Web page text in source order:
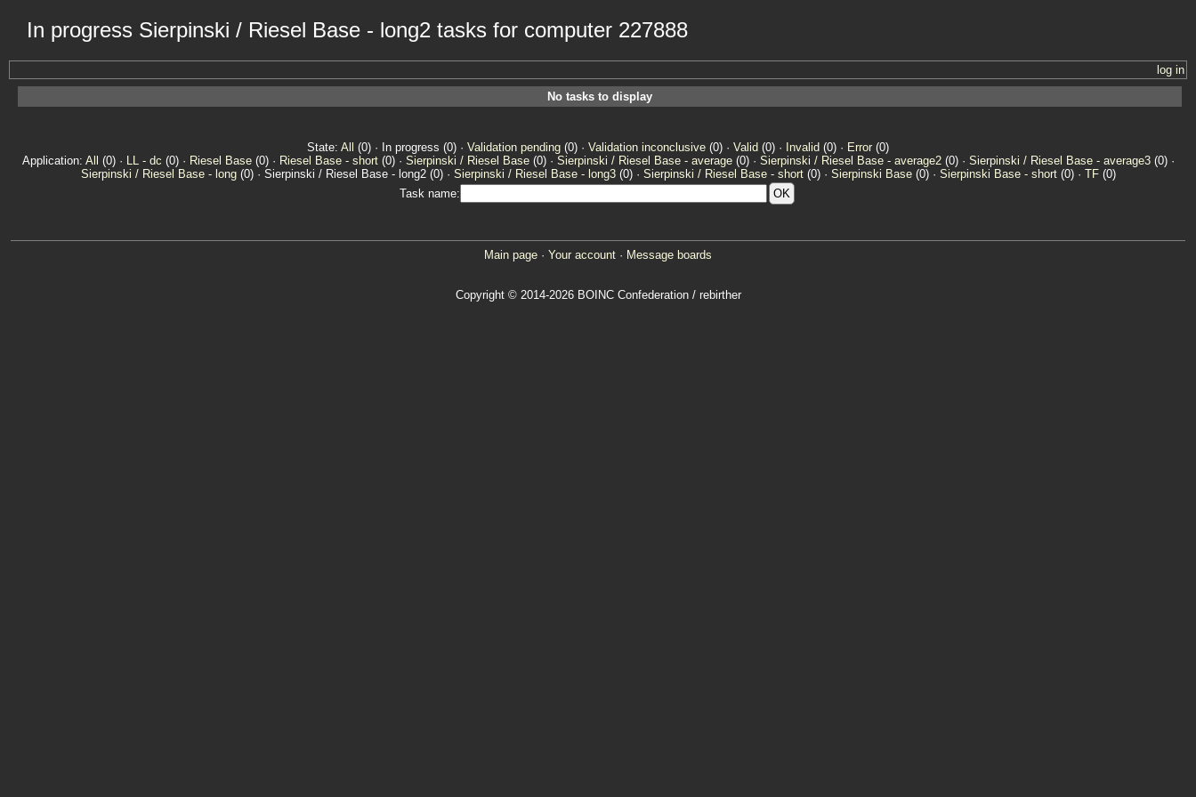
In progress Sierpinski / Riesel Base - long2 tasks for computer 227888
log in
No tasks to display
State: All (0) · In progress (0) · Validation pending (0) · Validation inconclusive (0) · Valid (0) · Invalid (0) · Error (0)
Application: All (0) · LL - dc (0) · Riesel Base(0) · Riesel Base - short(0) · Sierpinski / Riesel Base(0) · Sierpinski / Riesel Base - average(0) · Sierpinski / Riesel Base - average2(0) · Sierpinski / Riesel Base - average3(0) ·
Sierpinski / Riesel Base - long(0) · Sierpinski / Riesel Base - long2 (0) · Sierpinski / Riesel Base - long3(0) · Sierpinski / Riesel Base - short(0) · Sierpinski Base(0) · Sierpinski Base - short(0) · TF(0)
Task name:
Main page · Your account · Message boards
Copyright © 2014-2026 BOINC Confederation / rebirther